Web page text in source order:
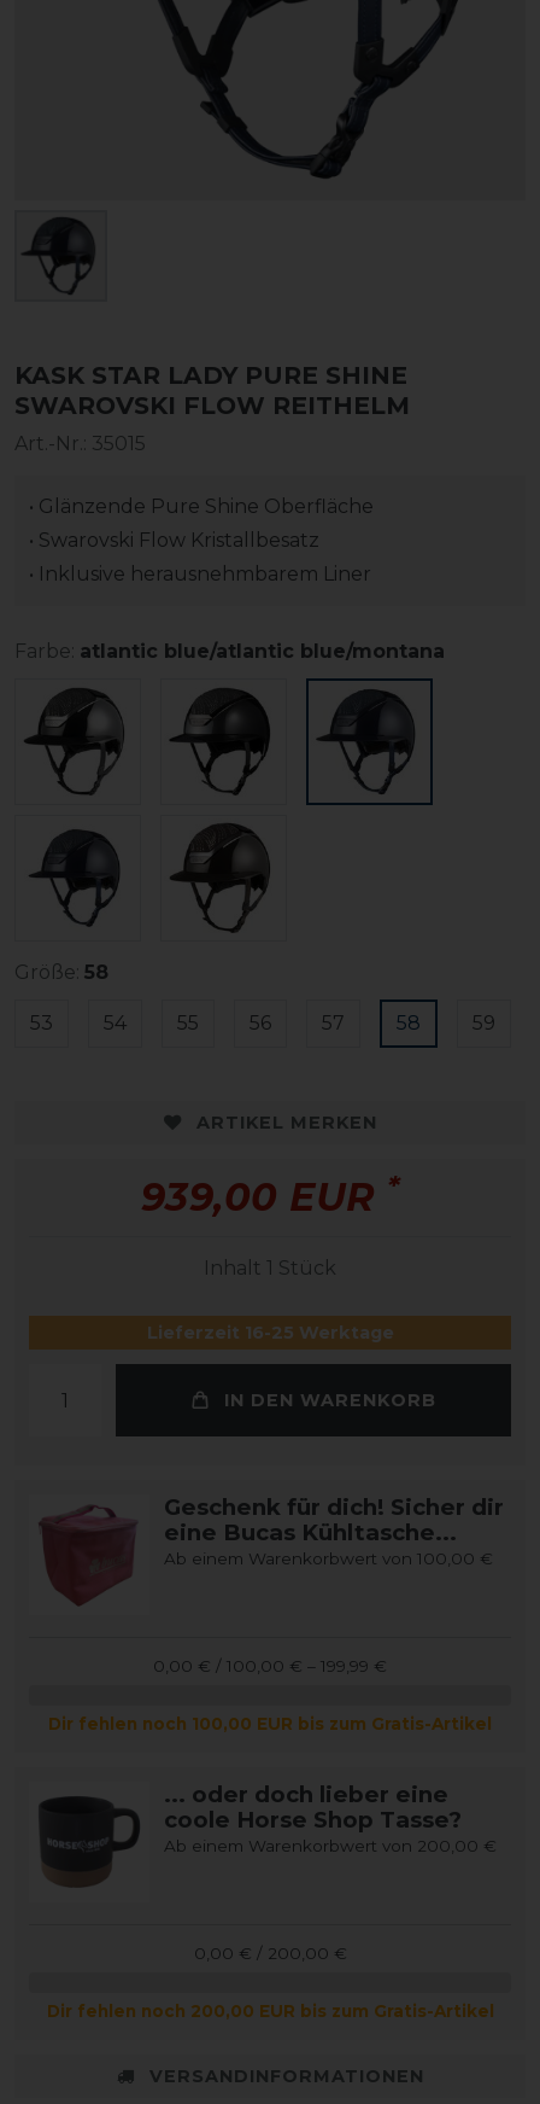
KASK STAR LADY PURE SHINE
SWAROVSKI FLOW REITHELM
Art.-Nr.: 35015
• Glänzende Pure Shine Oberfläche
• Swarovski Flow Kristallbesatz
• Inklusive herausnehmbarem Liner
Farbe: atlantic blue/atlantic blue/montana
Größe: 58
53 54 55 56 57 58 59
ARTIKEL MERKEN
939,00 EUR *
Inhalt 1 Stück
Lieferzeit 16-25 Werktage
IN DEN WARENKORB
Geschenk für dich! Sicher dir
eine Bucas Kühltasche...
Ab einem Warenkorbwert von 100,00 €
0,00 € / 100,00 € – 199,99 €
Dir fehlen noch 100,00 EUR bis zum Gratis-Artikel
... oder doch lieber eine
coole Horse Shop Tasse?
Ab einem Warenkorbwert von 200,00 €
0,00 € / 200,00 €
Dir fehlen noch 200,00 EUR bis zum Gratis-Artikel
VERSANDINFORMATIONEN